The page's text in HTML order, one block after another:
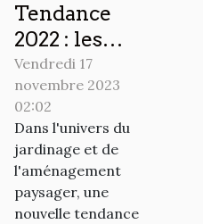
Tendance
2022 : les
plantes
grimpantes
pour
sublimer
votre
extérieur
Vendredi 17
novembre 2023
02:02
Dans l'univers du
jardinage et de
l'aménagement
paysager, une
nouvelle tendance